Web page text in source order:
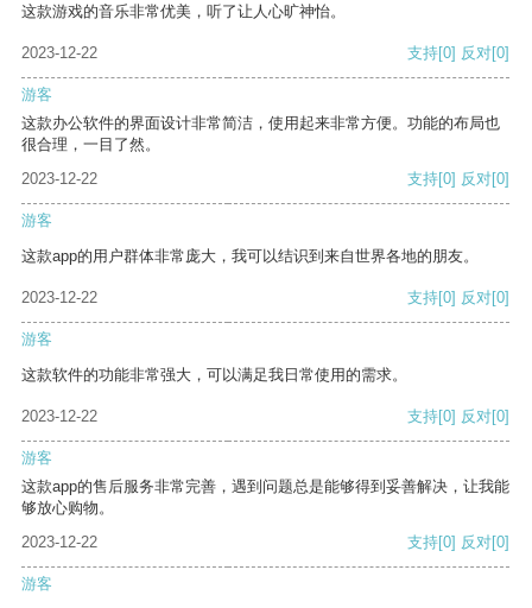
这款游戏的音乐非常优美，听了让人心旷神怡。
2023-12-22 支持[0] 反对[0]
游客
这款办公软件的界面设计非常简洁，使用起来非常方便。功能的布局也
很合理，一目了然。
2023-12-22
支持[0] 反对[0]
游客
这款app的用户群体非常庞大，我可以结识到来自世界各地的朋友。
2023-12-22 支持[0] 反对[0]
游客
这款软件的功能非常强大，可以满足我日常使用的需求。
2023-12-22 支持[0] 反对[0]
游客
这款app的售后服务非常完善，遇到问题总是能够得到妥善解决，让我能
够放心购物。
2023-12-22
支持[0] 反对[0]
游客